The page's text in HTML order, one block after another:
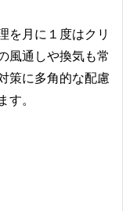
を月に１度はクリ
風通しや換気も常
策に多角的な配慮
す。